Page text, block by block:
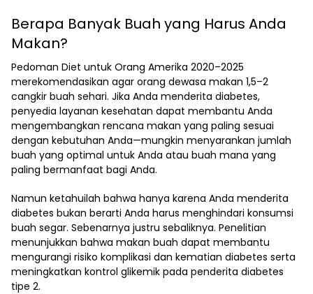
Berapa Banyak Buah yang Harus Anda
Makan?
Pedoman Diet untuk Orang Amerika 2020–2025
merekomendasikan agar orang dewasa makan 1,5–2
cangkir buah sehari. Jika Anda menderita diabetes,
penyedia layanan kesehatan dapat membantu Anda
mengembangkan rencana makan yang paling sesuai
dengan kebutuhan Anda—mungkin menyarankan jumlah
buah yang optimal untuk Anda atau buah mana yang
paling bermanfaat bagi Anda.
Namun ketahuilah bahwa hanya karena Anda menderita
diabetes bukan berarti Anda harus menghindari konsumsi
buah segar. Sebenarnya justru sebaliknya. Penelitian
menunjukkan bahwa makan buah dapat membantu
mengurangi risiko komplikasi dan kematian diabetes serta
meningkatkan kontrol glikemik pada penderita diabetes
tipe 2.